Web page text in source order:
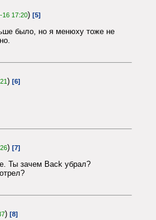
16 17:20) [5]
было, но я менюху тоже не
) [6]
) [7]
Ты зачем Back убрал?
) [8]